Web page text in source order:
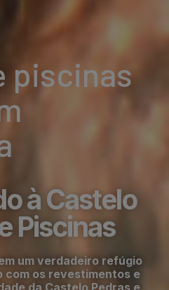
piscinas
à Castelo
Piscinas
um verdadeiro refúgio
com os revestimentos e
da Castelo Pedras e